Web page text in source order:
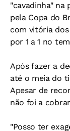
"cavadinha"
pela Copa do
com vitória
por 1 a 1 no
Após fazer a
até o meia do
Apesar de
não foi a
"Posso ter